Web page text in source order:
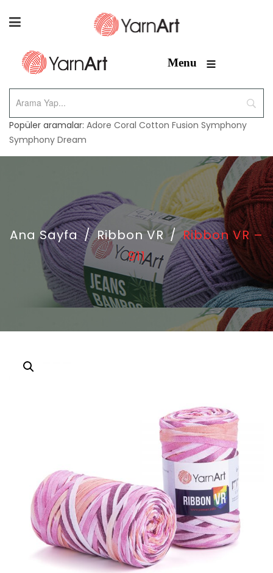
Menu ≡
Popüler aramalar: Adore Coral Cotton Fusion Symphony
Symphony Dream
Ana Sayfa / Ribbon VR / Ribbon VR –
911